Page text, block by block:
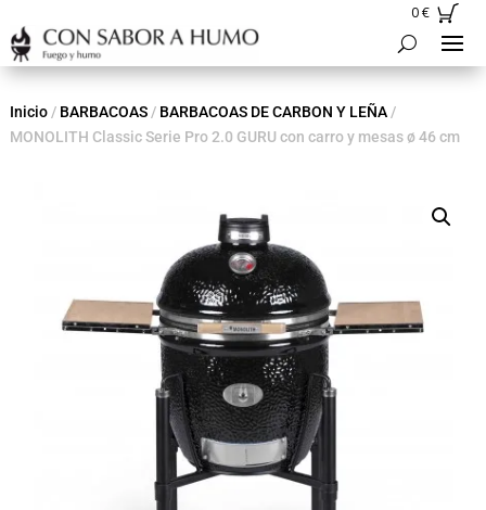
0€
Inicio/ BARBACOAS/ BARBACOAS DE CARBON Y LEÑA/
MONOLITH Classic Serie Pro 2.0 GURU con carro y mesas ø 46 cm